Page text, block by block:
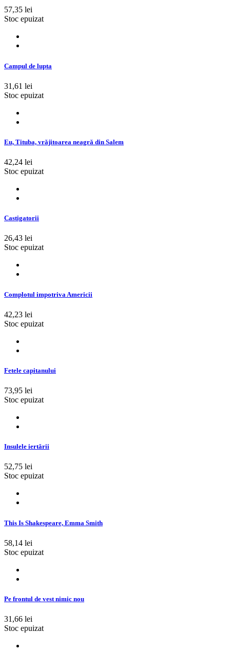
57,35 lei
Stoc epuizat
Campul de lupta
31,61 lei
Stoc epuizat
Eu, Tituba, vrăjitoarea neagră din Salem
42,24 lei
Stoc epuizat
Castigatorii
26,43 lei
Stoc epuizat
Complotul impotriva Americii
42,23 lei
Stoc epuizat
Fetele capitanului
73,95 lei
Stoc epuizat
Insulele iertării
52,75 lei
Stoc epuizat
This Is Shakespeare, Emma Smith
58,14 lei
Stoc epuizat
Pe frontul de vest nimic nou
31,66 lei
Stoc epuizat